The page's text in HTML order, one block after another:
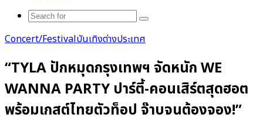
Search
Concert/Festivalบันเทิงต่างประเทศ
“TYLA ปักหมุดกรุงเทพฯ จัดหนัก WE
WANNA PARTY ปาร์ตี้-คอนเสิร์ตสุดฮอต
พร้อมเกสต์ไทยตัวท็อป จ๊าบจนต้องจอง!”